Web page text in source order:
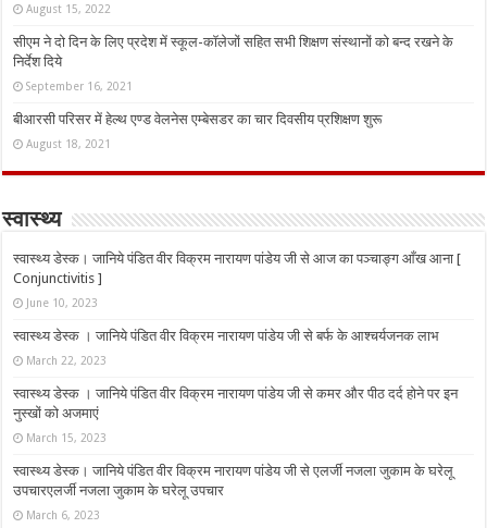
August 15, 2022
सीएम ने दो दिन के लिए प्रदेश में स्कूल-कॉलेजों सहित सभी शिक्षण संस्थानों को बन्द रखने के
निर्देश दिये
September 16, 2021
बीआरसी परिसर में हेल्थ एण्ड वेलनेस एम्बेसडर का चार दिवसीय प्रशिक्षण शुरू
August 18, 2021
स्वास्थ्य
स्वास्थ्य डेस्क। जानिये पंडित वीर विक्रम नारायण पांडेय जी से आज का पञ्चाङ्ग आँख आना [
Conjunctivitis ]
June 10, 2023
स्वास्थ्य डेस्क । जानिये पंडित वीर विक्रम नारायण पांडेय जी से बर्फ के आश्चर्यजनक लाभ
March 22, 2023
स्वास्थ्य डेस्क । जानिये पंडित वीर विक्रम नारायण पांडेय जी से कमर और पीठ दर्द होने पर इन
नुस्‍खों को अजमाएं
March 15, 2023
स्वास्थ्य डेस्क। जानिये पंडित वीर विक्रम नारायण पांडेय जी से एलर्जी नजला जुकाम के घरेलू
उपचारएलर्जी नजला जुकाम के घरेलू उपचार
March 6, 2023